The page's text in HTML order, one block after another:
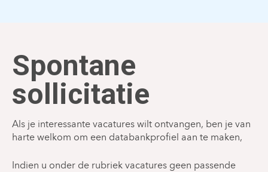
Spontane
sollicitatie
Als je interessante vacatures wilt ontvangen, ben je van
harte welkom om een databankprofiel aan te maken,
Indien u onder de rubriek vacatures geen passende